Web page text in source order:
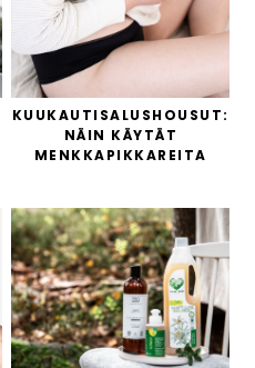
KUUKAUTISALUSHOUSUT:
NÄIN KÄYTÄT
MENKKAPIKKAREITA